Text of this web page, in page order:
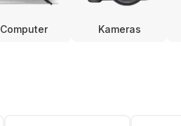
Computer Kameras